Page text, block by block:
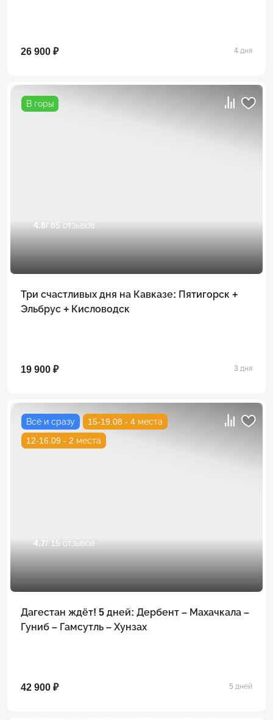
26 900 ₽ 4 дня
В горы
4.8/ 85 отзывов
Три счастливых дня на Кавказе: Пятигорск +
Эльбрус + Кисловодск
19 900 ₽ 3 дня
Всё и сразу
15-19.08 - 4 места
12-16.09 - 2 места
4.7/ 15 отзывов
Дагестан ждёт! 5 дней: Дербент – Махачкала –
Гуниб – Гамсутль – Хунзах
42 900 ₽ 5 дней